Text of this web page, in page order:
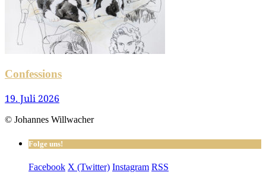
Confessions
19. Juli 2026
© Johannes Willwacher
Folge uns!
Facebook X (Twitter) Instagram RSS